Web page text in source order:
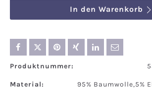
In den Warenkorb
Produktnummer:
Material:
95% Baumwolle,5%